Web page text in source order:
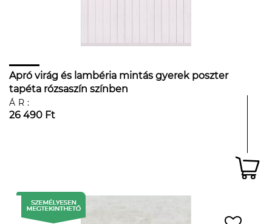
Apró virág és lambéria mintás gyerek poszter
tapéta rózsaszín színben
ÁR:
26 490 Ft